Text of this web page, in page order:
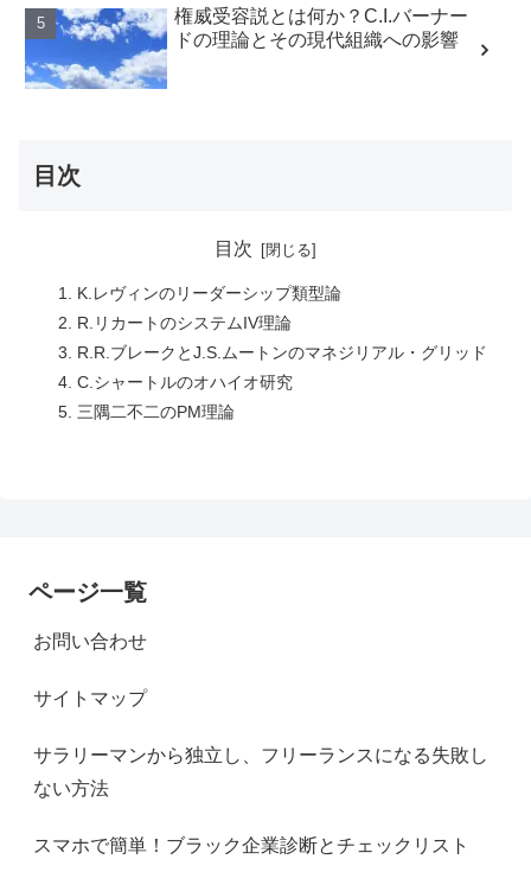
権威受容説とは何か？C.I.バーナー
ドの理論とその現代組織への影響
目次
目次
K.レヴィンのリーダーシップ類型論
R.リカートのシステムIV理論
R.R.ブレークとJ.S.ムートンのマネジリアル・グリッド
C.シャートルのオハイオ研究
三隅二不二のPM理論
ページ一覧
お問い合わせ
サイトマップ
サラリーマンから独立し、フリーランスになる失敗し
ない方法
スマホで簡単！ブラック企業診断とチェックリスト